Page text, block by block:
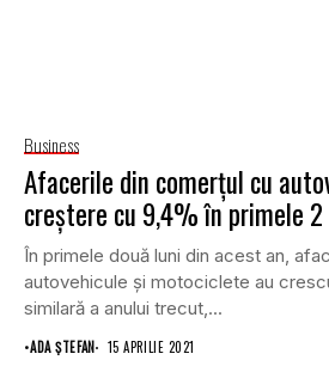
Business
Afacerile din comerţul cu
creștere cu 9,4% în primele
În primele două luni din acest an,
autovehicule şi motociclete au
similară a anului trecut,...
•ADA ȘTEFAN 15 APRILIE 2021